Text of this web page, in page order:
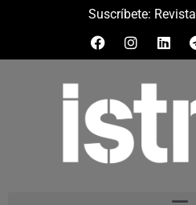
Suscríbete: Revista